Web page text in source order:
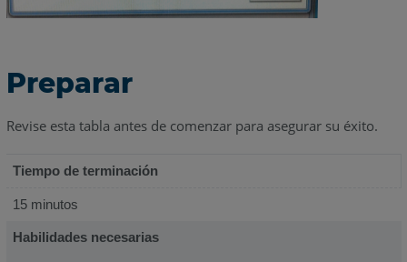
Preparar
Revise esta tabla antes de comenzar para asegurar su éxito.
Tiempo de terminación
15 minutos
Habilidades necesarias